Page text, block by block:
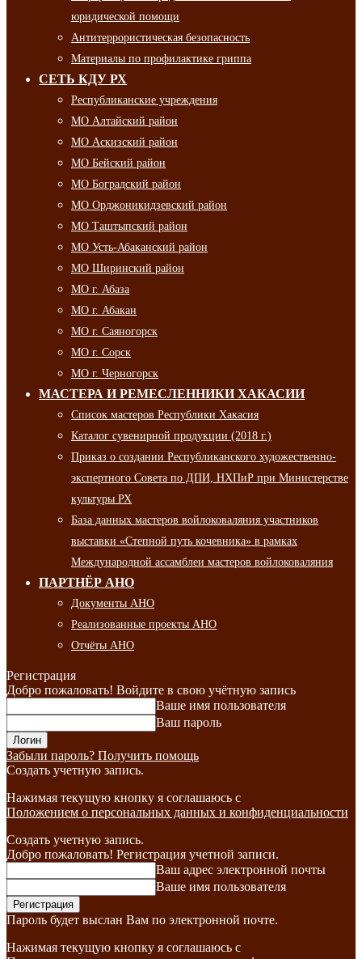
юридической помощи
Антитеррористическая безопасность
Материалы по профилактике гриппа
СЕТЬ КДУ РХ
Республиканские учреждения
МО Алтайский район
МО Аскизский район
МО Бейский район
МО Боградский район
МО Орджоникидзевский район
МО Таштыпский район
МО Усть-Абаканский район
МО Ширинский район
МО г. Абаза
МО г. Абакан
МО г. Саяногорск
МО г. Сорск
МО г. Черногорск
МАСТЕРА И РЕМЕСЛЕННИКИ ХАКАСИИ
Список мастеров Республики Хакасия
Каталог сувенирной продукции (2018 г.)
Приказ о создании Республиканского художественно-
экспертного Совета по ДПИ, НХПиР при Министерстве
культуры РХ
База данных мастеров войлоковаляния участников
выставки «Степной путь кочевника» в рамках
Международной ассамблеи мастеров войлоковаляния
ПАРТНЁР АНО
Документы АНО
Реализованные проекты АНО
Отчёты АНО
Регистрация
Добро пожаловать! Войдите в свою учётную запись
Ваше имя пользователя
Ваш пароль
Забыли пароль? Получить помощь
Создать учетную запись.
Нажимая текущую кнопку я соглашаюсь с
Положением о персональных данных и конфиденциальности
Создать учетную запись.
Добро пожаловать! Регистрация учетной записи.
Ваш адрес электронной почты
Ваше имя пользователя
Пароль будет выслан Вам по электронной почте.
Нажимая текущую кнопку я соглашаюсь с